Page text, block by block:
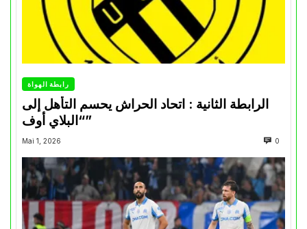
رابطة الهواة
الرابطة الثانية : اتحاد الحراش يحسم التأهل إلى
“البلاي أوف”
Mai 1, 2026 0